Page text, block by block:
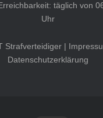
täglich von
Uhr
Strafverteidiger |
Datenschutzerklärung